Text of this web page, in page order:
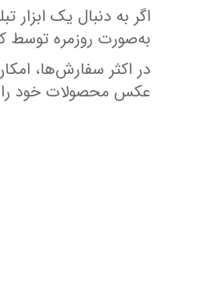
اگر به دنبال یک
به‌صورت روزمره توسط
در اکثر سفارش‌ها،
عکس محصولات خود را